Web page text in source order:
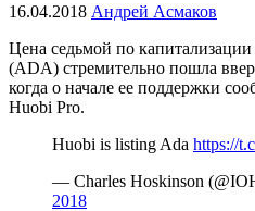
16.04.2018 Андрей Асмаков
Цена седьмой по
(ADA) стремительно пошла
когда о начале ее поддержки
Huobi Pro.
Huobi is listing Ada https://
— Charles Hoskinson
2018